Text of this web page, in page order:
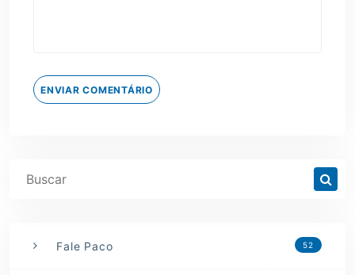
ENVIAR COMENTÁRIO
Fale Paco 52